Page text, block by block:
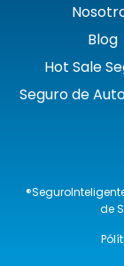
Blog
Hot Sale
Seguro de
de